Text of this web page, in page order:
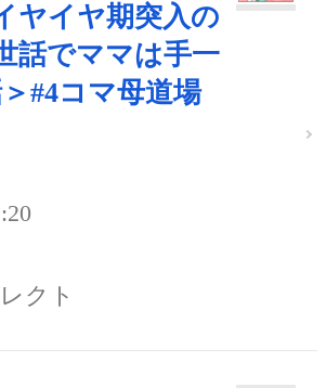
ヤイヤ期突入の
話でママは手一
#4コマ母道場
クト